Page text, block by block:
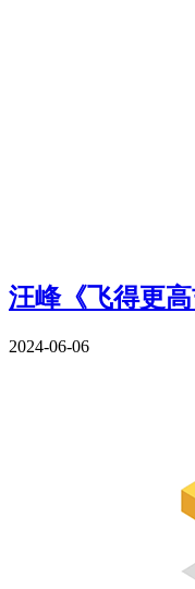
汪峰《飞得更
2024-06-06